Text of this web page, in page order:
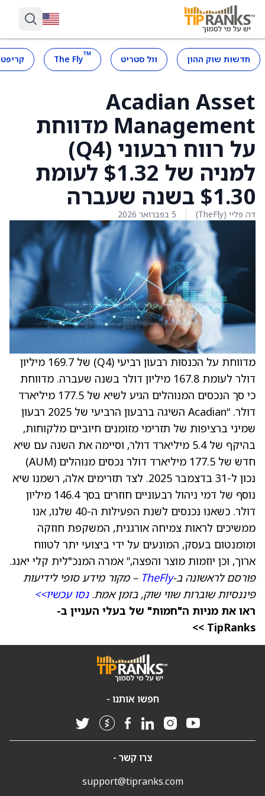
חדשות שוק ההון וול סטריט ™
The Fly
Acadian Asset
Management מדווחת
על רווח רבעוני (Q4)
למניה של $1.32 לעומת
$1.30 בשנה שעברה
דה פליי (TheFly) 5 בפברואר 2026
מדווחת על הכנסות רבעון רביעי (Q4) של 169.7 מיליון
דולר לעומת 167.8 מיליון דולר בשנה שעברה. מדווחת
כי סך הנכסים המנוהלים הגיע לשיא של 177.5 מיליארד
דולר. “Acadian השיגה ברבעון הרביעי של 2025 רבעון
שמיני ברציפות של תזרימי מזומנים חיוביים מלקוחות,
בהיקף של 5.4 מיליארד דולר, וסיימה את השנה עם שיא
חדש של 177.5 מיליארד דולר נכסים מנוהלים (AUM)
נכון ל-31 בדצמבר 2025. לצד תזרימים אלה, רשמנו שיא
נוסף של דמי ניהול רבעוניים חוזרים בסך 146.4 מיליון
דולר. כשאנו נכנסים לשנת הפעילות ה-40 שלנו, אנו
ממשיכים לראות צמיחה אורגנית, המשקפת חוזקה
ומומנטום בעסק, המונעים על ידי ביצועי יתר לטווח
ארוך, וכן יוזמות מוצר והפצה,” אמרה המנכ"לית קלי יאנג.
פורסם לראשונה ב-TheFly – מקור מידע סופי לידיעות
פיננסיות שוברות שווי שוק, בזמן אמת.נסו עכשיו>>
ראו את מניות ה"חמות" של בעלי העניין ב-
TipRanks >>
חפשו אותנו -
צרו קשר -
support@tipranks.com